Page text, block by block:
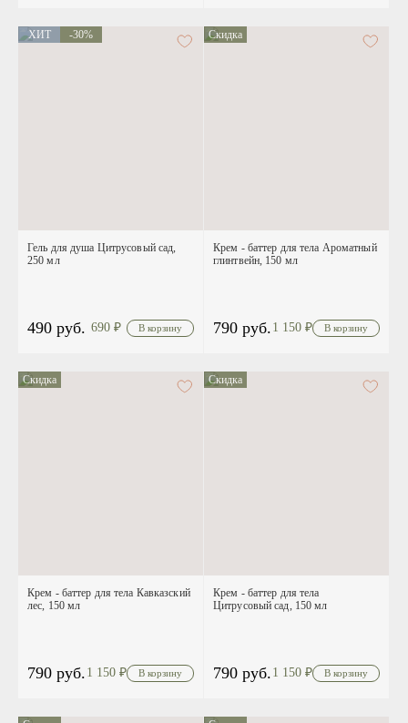
ХИТ -30%
Гель для душа Цитрусовый сад,
250 мл
490 руб. 690 ₽
Скидка
Крем - баттер для тела Ароматный
глинтвейн, 150 мл
790 руб. 1 150 ₽
Скидка
Крем - баттер для тела Кавказский
лес, 150 мл
790 руб. 1 150 ₽
Скидка
Крем - баттер для тела
Цитрусовый сад, 150 мл
790 руб. 1 150 ₽